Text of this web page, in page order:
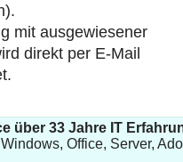
mit ausgewiesener
direkt per E-Mail
über 33 Jahre IT
Office, Server,